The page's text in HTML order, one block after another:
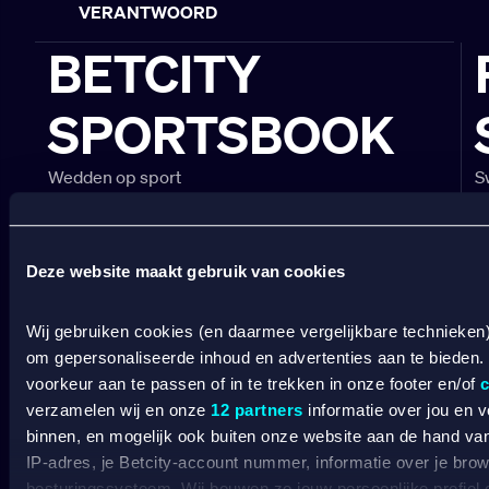
Deze website maakt gebruik van cookies
Wij gebruiken cookies (en daarmee vergelijkbare
om gepersonaliseerde inhoud en advertenties aan te
voorkeur aan te passen of in te trekken in onze footer en/of
verzamelen wij en onze 12 partners informatie over jou en
binnen, en mogelijk ook buiten onze website aan de hand
IP-adres, je Betcity-account nummer, informatie over je
VERANTWOORD
BETCITY
SPORTSBOOK
Wedden op sport
Wedden op Eredivisie
Wedden op PSV
CASINO
Online casino
Online gokken
Live casino
Live roulette